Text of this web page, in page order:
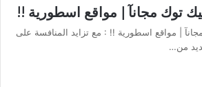
توك مجانآ | مواقع اسطورية !!
| مواقع اسطورية !! : مع تزايد المنافسة على
من…